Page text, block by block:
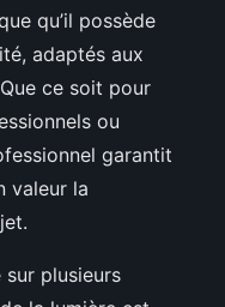
qu’il possède
adaptés aux
ce soit pour
ou
garantit
valeur la
sur plusieurs